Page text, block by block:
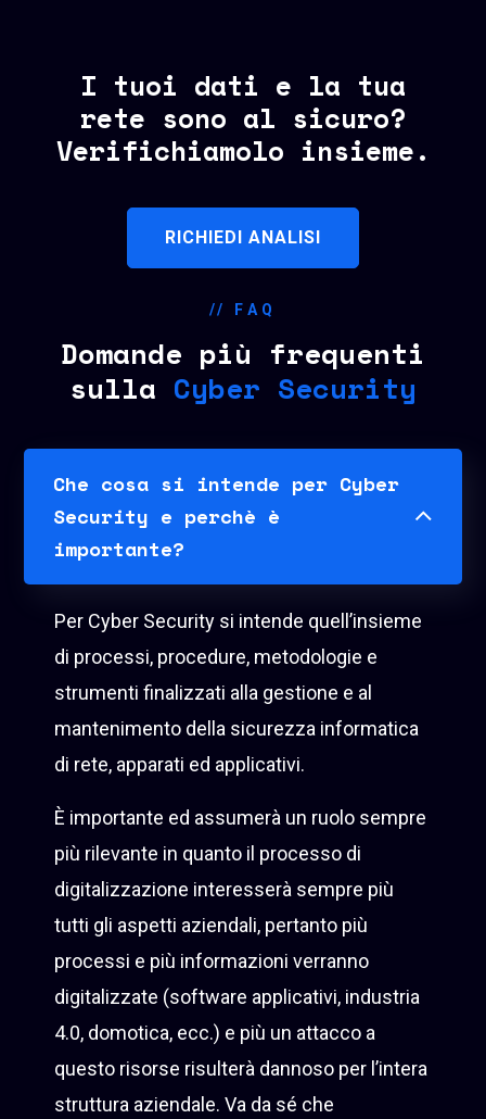
I tuoi dati e la tua
rete sono al sicuro?
Verifichiamolo insieme.
RICHIEDI ANALISI
// FAQ
Domande più frequenti
sulla Cyber Security
Che cosa si intende per Cyber
Security e perchè è
importante?
Per Cyber Security si intende quell’insieme
di processi, procedure, metodologie e
strumenti finalizzati alla gestione e al
mantenimento della sicurezza informatica
di rete, apparati ed applicativi.
È importante ed assumerà un ruolo sempre
più rilevante in quanto il processo di
digitalizzazione interesserà sempre più
tutti gli aspetti aziendali, pertanto più
processi e più informazioni verranno
digitalizzate (software applicativi, industria
4.0, domotica, ecc.) e più un attacco a
questo risorse risulterà dannoso per l’intera
struttura aziendale. Va da sé che